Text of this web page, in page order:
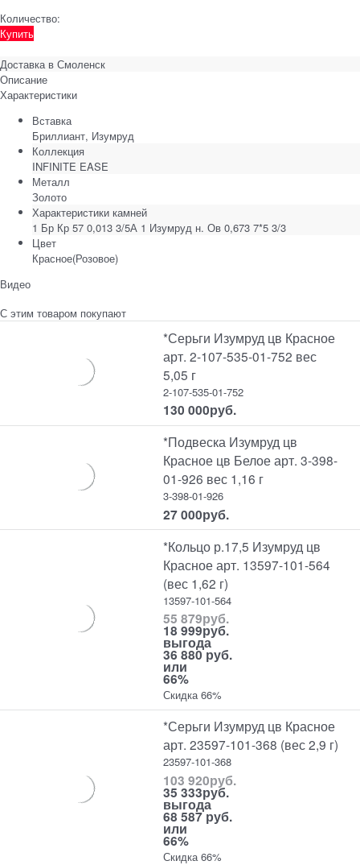
Количество:
Купить
Доставка в Смоленск
Описание
Характеристики
Вставка
Бриллиант, Изумруд
Коллекция
INFINITE EASE
Металл
Золото
Характеристики камней
1 Бр Кр 57 0,013 3/5А 1 Изумруд н. Ов 0,673 7*5 3/3
Цвет
Красное(Розовое)
Видео
С этим товаром покупают
*Серьги Изумруд цв Красное
арт. 2-107-535-01-752 вес
5,05 г
2-107-535-01-752
130 000руб.
*Подвеска Изумруд цв
Красное цв Белое арт. 3-398-
01-926 вес 1,16 г
3-398-01-926
27 000руб.
*Кольцо р.17,5 Изумруд цв
Красное арт. 13597-101-564
(вес 1,62 г)
13597-101-564
55 879руб.
18 999руб.
выгода
36 880 руб.
или
66%
Скидка 66%
*Серьги Изумруд цв Красное
арт. 23597-101-368 (вес 2,9 г)
23597-101-368
103 920руб.
35 333руб.
выгода
68 587 руб.
или
66%
Скидка 66%